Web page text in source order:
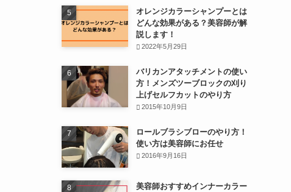
オレンジカラーシャンプーとは
どんな効果がある？美容師が解
説します！
2022年5月29日
バリカンアタッチメントの使い
方！メンズツーブロックの刈り
上げセルフカットのやり方
2015年10月9日
ロールブラシブローのやり方！
使い方は美容師にお任せ
2016年9月16日
美容師おすすめインナーカラー